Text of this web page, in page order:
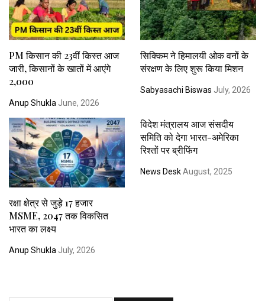
PM किसान की 23वीं किस्त आज
जारी, किसानों के खातों में आएंगे
₹2,000
Anup Shukla June, 2026
सिक्किम ने हिमालयी ओक वनों के
संरक्षण के लिए शुरू किया मिशन
Sabyasachi Biswas July, 2026
रक्षा क्षेत्र से जुड़े 17 हजार
MSME, 2047 तक विकसित
भारत का लक्ष्य
Anup Shukla July, 2026
विदेश मंत्रालय आज संसदीय
समिति को देगा भारत-अमेरिका
रिश्तों पर ब्रीफिंग
News DeskAugust, 2025